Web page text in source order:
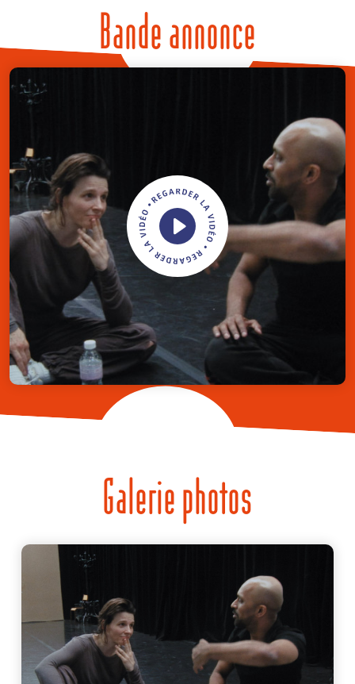
Bande annonce
Galerie photos